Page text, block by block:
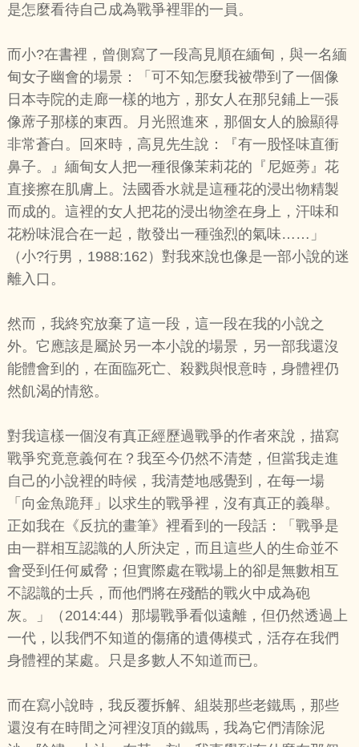
是怎麼看待自己成為戰爭裡罪的一員。
而小?在書裡，曾側寫了一段高見順在緬甸，與一名緬
甸女子幽會的場景：「可不知怎麼我被帶到了一個像
日本寺院的走廊一樣的地方，那女人在那兒鋪上一張
像蓆子那樣的東西。月光照進來，那個女人的臉顯得
非常蒼白。回來時，高見先生說：『有一股怪味直衝
鼻子。』緬甸女人把一種很像茉莉花的『尼姬蒡』花
直接擦在肌膚上。法國香水就是這種花的浸出物精製
而成的。這裡的女人把花的浸出物塗在身上，汗味和
花粉味混合在一起，散發出一種強烈的氣味……」
（小?行男，1988:162）對我來說也像是一部小說的迷
離入口。
然而，我終究放棄了這一段，這一段在我的小說之
外。它應該是屬於另一本小說的場景，另一部我還沒
能體會到的，在面臨死亡、殺戮與恨意時，身體裡仍
然飢渴的情慾。
對我這樣一個沒有真正經歷過戰爭的作者來說，描寫
戰爭究竟意義何在？我至今仍然不清楚，但當我走進
自己的小說裡的時候，我清楚地感覺到，在每一場
「向金魚跪拜」以求生的戰爭裡，沒有真正的義舉。
正如我在《反抗的畫筆》裡看到的一段話：「戰爭是
由一群相互認識的人所決定，而且這些人的生命並不
會受到任何威脅；但實際處在戰場上的卻是無數相互
不認識的士兵，而他們將在殘酷的戰火中成為砲
灰。」（2014:44）那場戰爭看似遠離，但仍然透過上
一代，以我們不知道的傷痛的遺傳模式，活存在我們
身體裡的某處。只是多數人不知道而已。
而在寫小說時，我反覆拆解、組裝那些老鐵馬，那些
還沒有在時間之河裡沒頂的鐵馬，我為它們清除泥